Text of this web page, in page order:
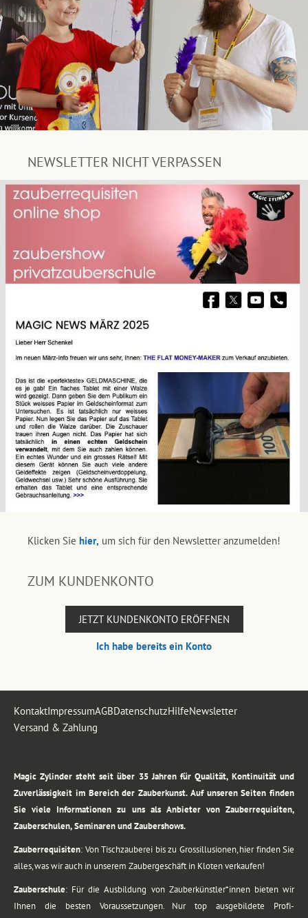
NEWSLETTER NICHT VERPASSEN
Klicken Sie hier, um sich für den Newsletter anzumelden!
ZUM KUNDENKONTO
JETZT KUNDENKONTO ERÖFFNEN
Ich habe bereits ein Konto
KontaktImpressumAGBDatenschutzHilfeNewsletter
Versand & Zahlung
Magic Zylinder steht seit über 35 Jahren für Qualität, Kontinuität und
Zuverlässigkeit im Bereich der Zauberkunst. Auf unseren Seiten finden
Sie viele Informationen zu uns als Anbieter von Zauberrequisiten,
Zauberschulen, Seminaren und Zaubershows.
Zauberrequisiten: Von Tischzauberei bis zu Grossillusionen, hier finden Sie
alles, was wir auch in unserem Zaubergeschäft in Kloten verkaufen!
Zauberschule: Für die Ausbildung von Zauberkünstler*innen bieten wir
Ihnen die besten Voraussetzungen. Nur top ausgebildete Profi-